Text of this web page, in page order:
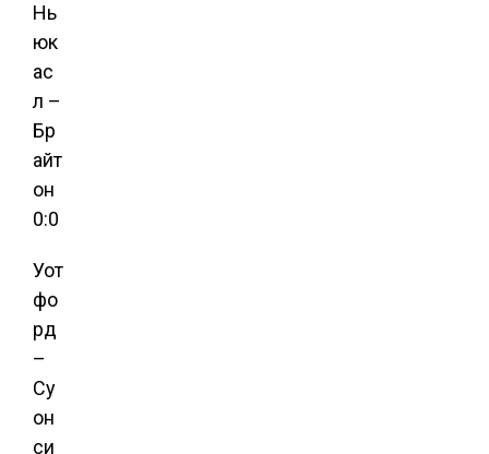
Нь
юк
ас
л –
Бр
айт
он
0:0
Уот
фо
рд
–
Су
он
си